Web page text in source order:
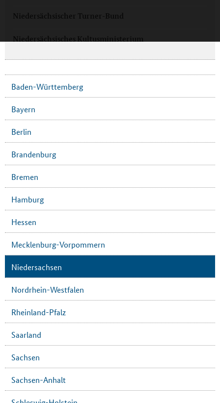
Niedersächsischer Turner-Bund
Niedersächsisches Kultusministerium
Baden-Württemberg
Bayern
Berlin
Brandenburg
Bremen
Hamburg
Hessen
Mecklenburg-Vorpommern
Niedersachsen
Nordrhein-Westfalen
Rheinland-Pfalz
Saarland
Sachsen
Sachsen-Anhalt